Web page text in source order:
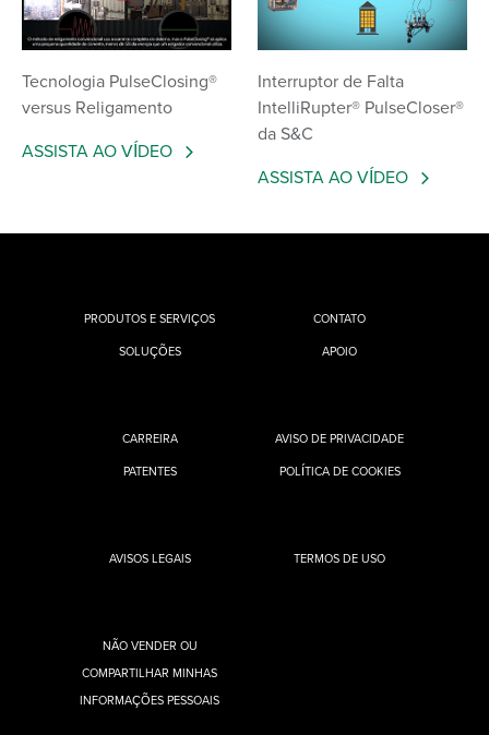
Tecnologia PulseClosing®
versus Religamento
ASSISTA AO VÍDEO
Interruptor de Falta
IntelliRupter® PulseCloser®
da S&C
ASSISTA AO VÍDEO
PRODUTOS E SERVIÇOS
SOLUÇÕES
CONTATO
APOIO
CARREIRA
PATENTES
AVISO DE PRIVACIDADE
POLÍTICA DE COOKIES
AVISOS LEGAIS TERMOS DE USO
NÃO VENDER OU
COMPARTILHAR MINHAS
INFORMAÇÕES PESSOAIS